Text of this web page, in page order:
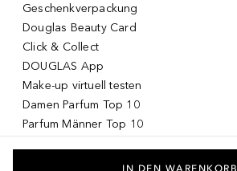
Geschenkverpackung
Douglas Beauty Card
Click & Collect
DOUGLAS App
Make-up virtuell testen
Damen Parfum Top 10
Parfum Männer Top 10
Koreanische KosmetikIN DEN WARENKORB